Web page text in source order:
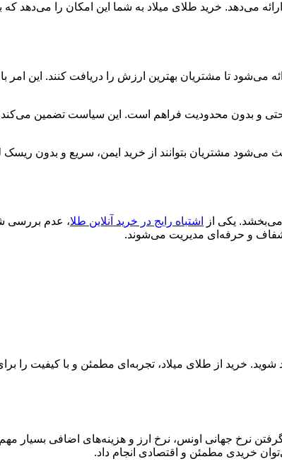
می‌دهد. خرید طلای میلاد به شما این امکان را می‌دهد که
می‌شود تا مشتریان بهترین ارزش را دریافت کنند. این امر
و بدون محدودیت فراهم است. این سیاست تضمین می‌کند
مشتریان بتوانند از خرید ایمن، سریع و بدون ریسک
می‌بخشد. یکی از اشتباه رایج در خرید آنلاین طلا، عدم بررسی
شفاف و حرفه‌ای مدیریت می‌شوند.
خرید از طلای میلاد، تجربه‌ای مطمئن و با کیفیت را
طلا با در نظر گرفتن نرخ جهانی اونس، نرخ ارز و هزینه‌های اضافی
خریدی مطمئن و اقتصادی انجام داد.